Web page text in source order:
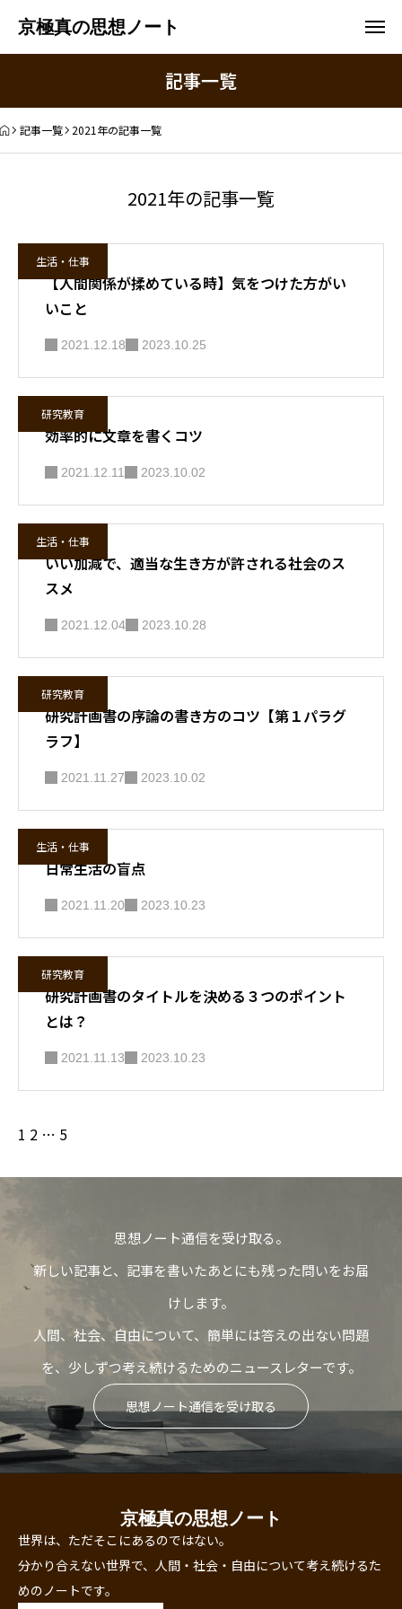
京極真の思想ノート
記事一覧
記事一覧 2021年の記事一覧
2021年の記事一覧
生活・仕事
【人間関係が揉めている時】気をつけた方がい
いこと
2021.12.18 2023.10.25
研究教育
効率的に文章を書くコツ
2021.12.11 2023.10.02
生活・仕事
いい加減で、適当な生き方が許される社会のス
スメ
2021.12.04 2023.10.28
研究教育
研究計画書の序論の書き方のコツ【第１パラグ
ラフ】
2021.11.27 2023.10.02
生活・仕事
日常生活の盲点
2021.11.20 2023.10.23
研究教育
研究計画書のタイトルを決める３つのポイント
とは？
2021.11.13 2023.10.23
1 2 … 5
思想ノート通信を受け取る。
新しい記事と、記事を書いたあとにも残った問いをお届
けします。
人間、社会、自由について、簡単には答えの出ない問題
を、少しずつ考え続けるためのニュースレターです。
思想ノート通信を受け取る
京極真の思想ノート
世界は、ただそこにあるのではない。
分かり合えない世界で、人間・社会・自由について考え続けるた
めのノートです。